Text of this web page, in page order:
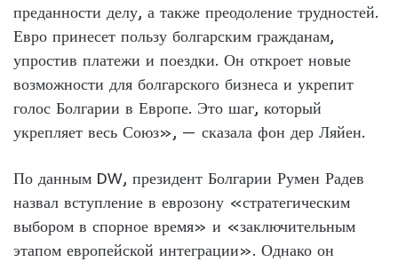
преданности делу, а также преодоление трудностей.
Евро принесет пользу болгарским гражданам,
упростив платежи и поездки. Он откроет новые
возможности для болгарского бизнеса и укрепит
голос Болгарии в Европе. Это шаг, который
укрепляет весь Союз», — сказала фон дер Ляйен.
По данным DW, президент Болгарии Румен Радев
назвал вступление в еврозону «стратегическим
выбором в спорное время» и «заключительным
этапом европейской интеграции». Однако он